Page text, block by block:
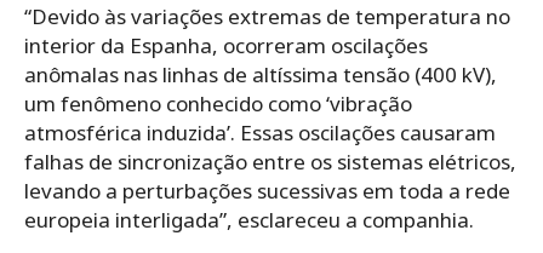
“Devido às variações extremas de temperatura no
interior da Espanha, ocorreram oscilações
anômalas nas linhas de altíssima tensão (400 kV),
um fenômeno conhecido como ‘vibração
atmosférica induzida’. Essas oscilações causaram
falhas de sincronização entre os sistemas elétricos,
levando a perturbações sucessivas em toda a rede
europeia interligada”, esclareceu a companhia.